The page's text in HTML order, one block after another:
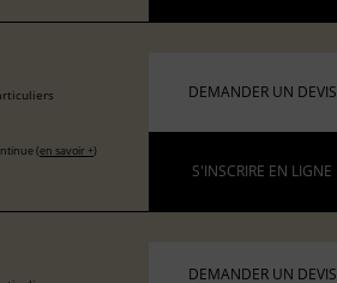
(en savoir +)
DEMANDER UN DEVIS
S'INSCRIRE EN LIGNE
DEMANDER UN DEVIS